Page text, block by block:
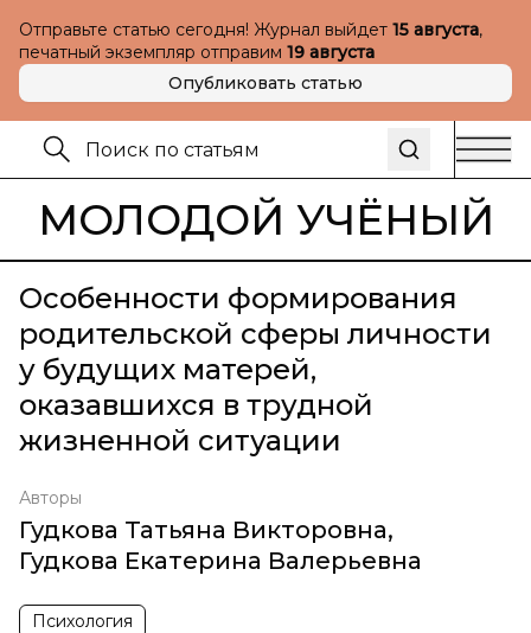
Отправьте статью сегодня! Журнал выйдет 15 августа,
печатный экземпляр отправим 19 августа
Опубликовать статью
МОЛОДОЙ УЧЁНЫЙ
Особенности формирования
родительской сферы личности
у будущих матерей,
оказавшихся в трудной
жизненной ситуации
Авторы
Гудкова Татьяна Викторовна,
Гудкова Екатерина Валерьевна
Психология